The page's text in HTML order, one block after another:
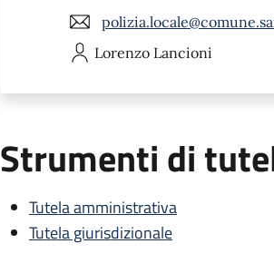
Lorenzo Lancioni
Strumenti di
Tutela amministrativa
Tutela giurisdizionale